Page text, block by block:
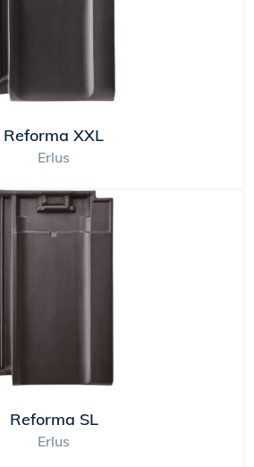
Reforma XXL
Erlus
Reforma SL
Erlus